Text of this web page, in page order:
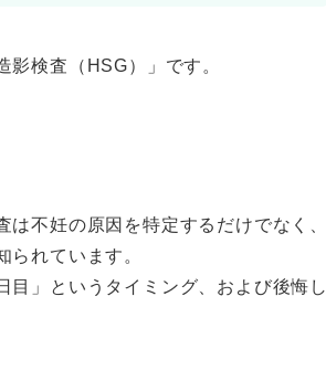
検査（HSG）」です。
不妊の原因を特定するだけでなく、
れています。
」というタイミング、および後悔し